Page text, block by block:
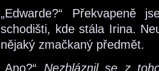
„Edwarde?“ Překvapeně
schodišti, kde stála Irina.
nějaký zmačkaný předmět.
„Ano?“ Nezbláznil se z